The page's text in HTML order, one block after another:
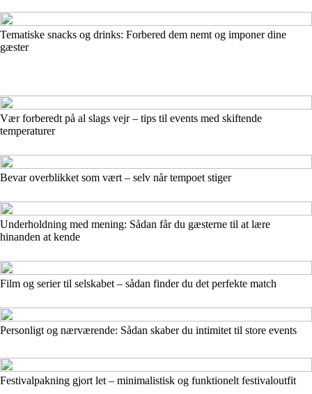
Tematiske snacks og drinks: Forbered dem nemt og imponer dine
gæster
Vær forberedt på al slags vejr – tips til events med skiftende
temperaturer
Bevar overblikket som vært – selv når tempoet stiger
Underholdning med mening: Sådan får du gæsterne til at lære
hinanden at kende
Film og serier til selskabet – sådan finder du det perfekte match
Personligt og nærværende: Sådan skaber du intimitet til store events
Festivalpakning gjort let – minimalistisk og funktionelt festivaloutfit